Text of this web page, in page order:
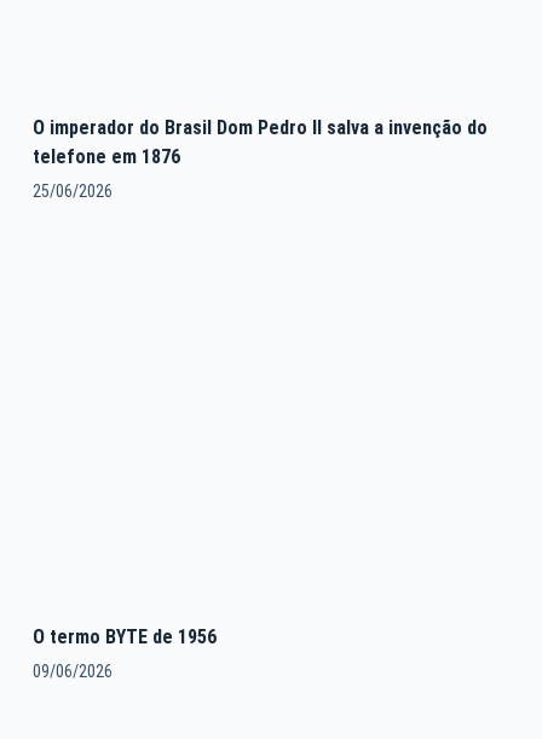
O imperador do Brasil Dom Pedro II salva a invenção do
telefone em 1876
25/06/2026
O termo BYTE de 1956
09/06/2026